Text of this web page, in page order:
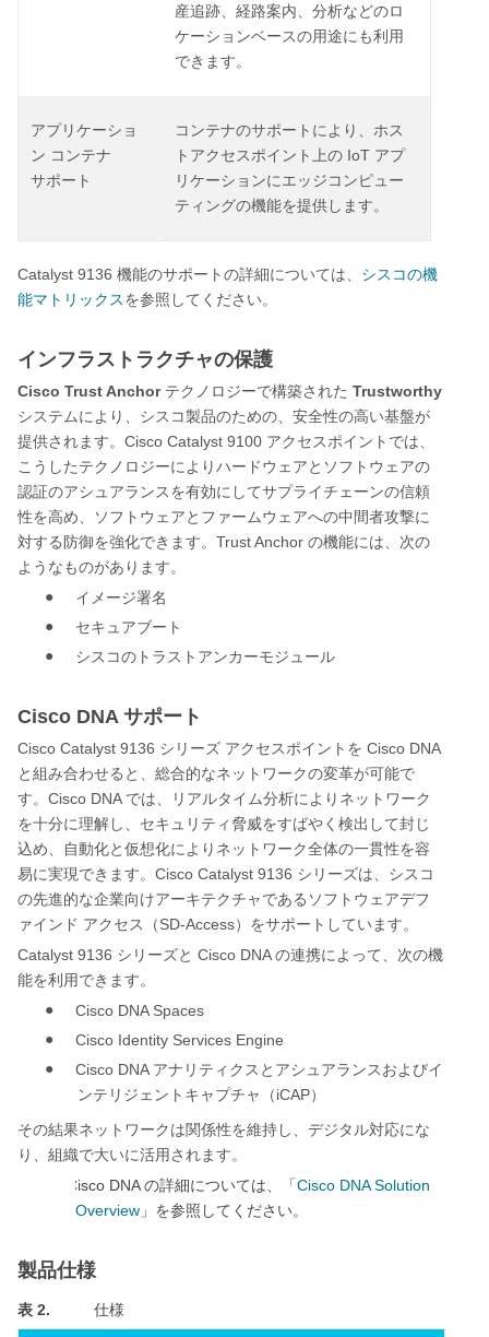
産追跡、経路案内、分析などのロ
ケーションベースの用途にも利用
できます。
アプリケーショ
ン コンテナ
サポート
コンテナのサポートにより、ホス
トアクセスポイント上の IoT アプ
リケーションにエッジコンピュー
ティングの機能を提供します。
Catalyst 9136 機能のサポートの詳細については、 シスコの機
能マトリックス を参照してください。
インフラストラクチャの保護
Cisco Trust Anchor テクノロジーで構築された Trustworthy
システム により、シスコ製品のための、安全性の高い基盤が
提供されます。 Cisco Catalyst 9100 アクセスポイントでは、
こうしたテクノロジーによりハードウェアとソフトウェアの
認証のアシュアランスを有効にしてサプライチェーンの信頼
性を高め、ソフトウェアとファームウェアへの中間者攻撃に
対する防御を強化できます。 Trust Anchor の機能には、次の
ようなものがあります。
● イメージ署名
● セキュアブート
● シスコのトラストアンカーモジュール
Cisco DNA サポート
Cisco Catalyst 9136 シリーズ アクセスポイントを Cisco DNA
と組み合わせると、総合的なネットワークの変革が可能で
す。 Cisco DNA では、リアルタイム分析によりネットワーク
を十分に理解し、セキュリティ脅威をすばやく検出して封じ
込め、自動化と仮想化によりネットワーク全体の一貫性を容
易に実現できます。 Cisco Catalyst 9136 シリーズは、シスコ
の先進的な企業向けアーキテクチャであるソフトウェアデフ
ァインド アクセス（ SD-Access）をサポートしています。
Catalyst 9136 シリーズと Cisco DNA の連携によって、次の機
能を利用できます。
●
Cisco DNA Spaces
●
Cisco Identity Services Engine
●
Cisco DNA アナリティクスとアシュアランスおよびイ
ンテリジェントキャプチャ（ iCAP）
その結果ネットワークは関係性を維持し、デジタル対応にな
り、組織で大いに活用されます。
Cisco DNAの詳細については、「 Cisco DNA Solution
Overview 」を参照してください。
製品仕様
表 2. 仕様